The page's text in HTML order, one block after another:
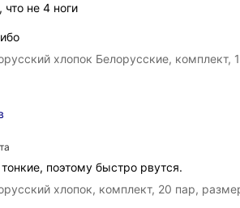
что не 4 ноги
хлопок Белорусские, комплект,
поэтому быстро рвутся.
хлопок, комплект, 20 пар,